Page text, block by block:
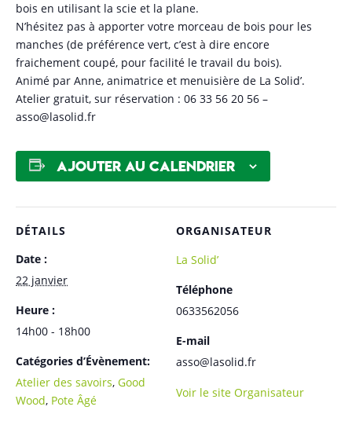
bois en utilisant la scie et la plane.
N’hésitez pas à apporter votre morceau de bois pour les
manches (de préférence vert, c’est à dire encore
fraichement coupé, pour facilité le travail du bois).
Animé par Anne, animatrice et menuisière de La Solid’.
Atelier gratuit, sur réservation : 06 33 56 20 56 –
asso@lasolid.fr
Ajouter au calendrier
DÉTAILS
Date :
22 janvier
Heure :
14h00 - 18h00
Catégories d’Évènement:
Atelier des savoirs, Good
Wood, Pote Âgé
ORGANISATEUR
La Solid’
Téléphone
0633562056
E-mail
asso@lasolid.fr
Voir le site Organisateur